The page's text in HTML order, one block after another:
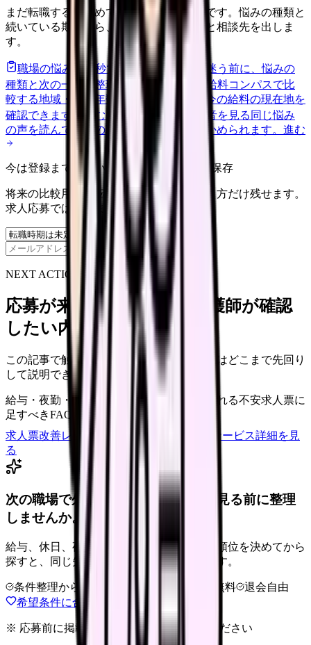
まだ転職すると決めていなくても大丈夫です。悩みの種類と
続いている期間から、次に見るべき記事と相談先を出しま
す。
職場の悩みを30秒で診断 辞めるべきか迷う前に、悩みの
種類と次の一歩を整理します。 進む
給料コンパスで比
較する地域・経験年数・施設形態から、今の給料の現在地を
確認できます。
進む 匿名掲示板で本音を見る 同じ悩み
の声を読んで、今の職場だけの問題か確かめられます。 進む
今は登録までしない人向け: 希望条件だけ保存
将来の比較用に、転職時期と気になる働き方だけ残せます。
求人応募ではありません。
保存
NEXT ACTION FOR CLINICS
応募が来ない求人票を、看護師が確認
したい内容に直せます
この記事で触れた不安を、自院の求人票ではどこまで先回り
して説明できていますか？
給与・夜勤・休日の見せ方 応募前に離脱される不安求人票に
足すべきFAQ
求人票改善レビューの見積もりを依頼
サービス詳細を見
る
次の職場で外せない条件を、求人を見る前に整理
しませんか。
給与、休日、夜勤、通勤、人間関係。優先順位を決めてから
探すと、同じ失敗を繰り返しにくくなります。
条件整理からOK 非公開求人あり 完全無料
退会自由
希望条件に合う職場を相談する
※ 応募前に掲載元の最新情報を確認してください